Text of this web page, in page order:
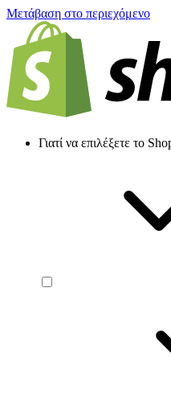
Μετάβαση στο περιεχόμενο
Γιατί να επιλέξετε το